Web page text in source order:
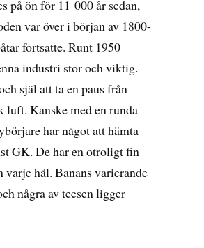
på ön för 11 000 år sedan,
var över i början av 1800-
fortsatte. Runt 1950
industri stor och viktig.
själ att ta en paus från
Kanske med en runda
har något att hämta
GK. De har en otroligt fin
varje hål. Banans varierande
några av teesen ligger